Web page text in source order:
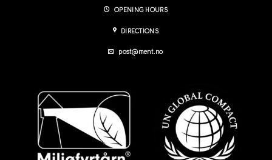
OPENING HOURS
DIRECTIONS
post@ment.no